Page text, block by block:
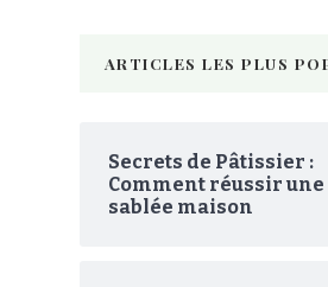
ARTICLES LES PLUS
Secrets de Pâtissier :
Comment réussir une
sablée maison